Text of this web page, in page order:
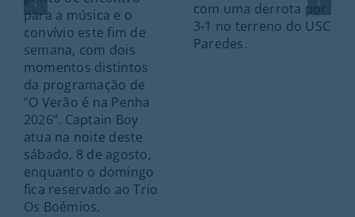
para a música e o
convívio este fim de
semana, com dois
momentos distintos
da programação de
“O Verão é na Penha
2026”. Captain Boy
atua na noite deste
sábado, 8 de agosto,
enquanto o domingo
fica reservado ao Trio
Os Boémios.
com uma derrota por
3-1 no terreno do USC
Paredes.